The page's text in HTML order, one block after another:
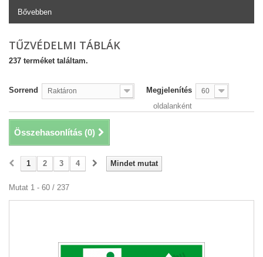
Bővebben
TŰZVÉDELMI TÁBLÁK
237 terméket találtam.
Sorrend Raktáron Megjelenítés 60
oldalanként
Összehasonlítás (0)
Mindet mutat
1 2 3 4
Mutat 1 - 60 / 237